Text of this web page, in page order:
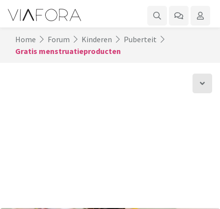
Home Forum Kinderen
Puberteit
Gratis menstruatieproducten